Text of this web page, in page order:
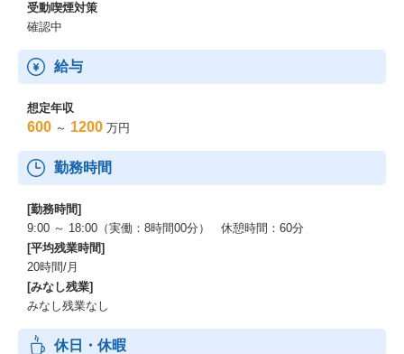
受動喫煙対策
確認中
給与
想定年収
600 ～ 1200 万円
勤務時間
[勤務時間]
9:00 ～ 18:00（実働：8時間00分） 休憩時間：60分
[平均残業時間]
20時間/月
[みなし残業]
みなし残業なし
休日・休暇